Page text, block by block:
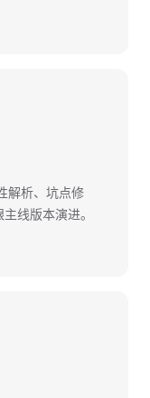
解析、坑点修
线版本演进。